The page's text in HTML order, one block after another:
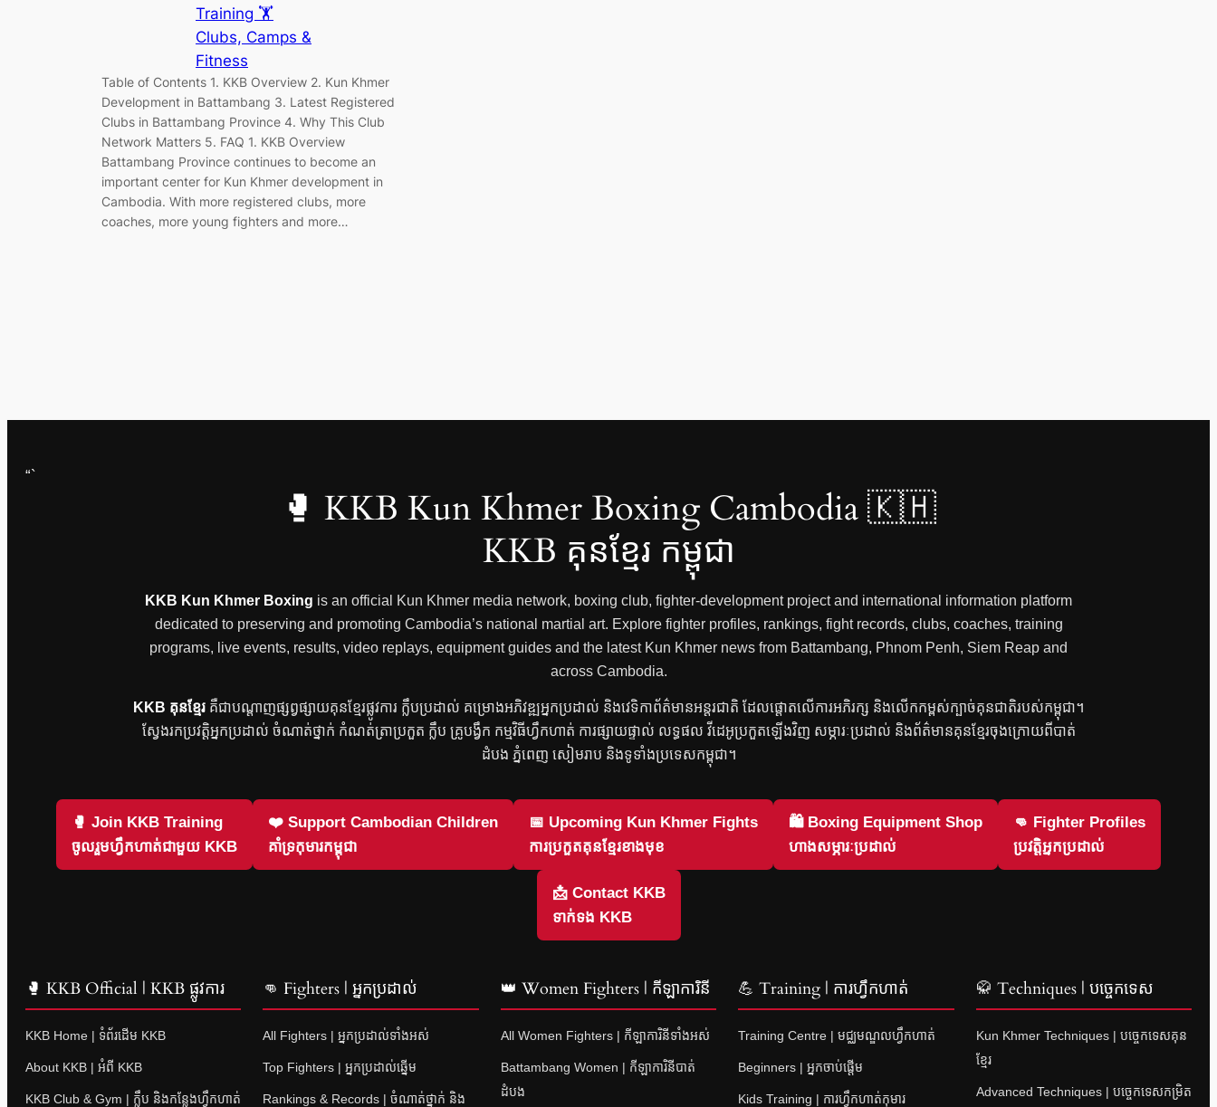
Training 🏋️
Clubs, Camps &
Fitness
Table of Contents 1. KKB Overview 2. Kun Khmer
Development in Battambang 3. Latest Registered
Clubs in Battambang Province 4. Why This Club
Network Matters 5. FAQ 1. KKB Overview
Battambang Province continues to become an
important center for Kun Khmer development in
Cambodia. With more registered clubs, more
coaches, more young fighters and more…
“`
🥊 KKB Kun Khmer Boxing Cambodia 🇰🇭
KKB គុនខ្មែរ កម្ពុជា
KKB Kun Khmer Boxing is an official Kun Khmer media network, boxing club, fighter-development project and international information platform
dedicated to preserving and promoting Cambodia’s national martial art. Explore fighter profiles, rankings, fight records, clubs, coaches, training
programs, live events, results, video replays, equipment guides and the latest Kun Khmer news from Battambang, Phnom Penh, Siem Reap and
across Cambodia.
KKB គុនខ្មែរ គឺជាបណ្តាញផ្សព្វផ្សាយគុនខ្មែរផ្លូវការ ក្លឹបប្រដាល់ គម្រោងអភិវឌ្ឍអ្នកប្រដាល់ និងវេទិកាព័ត៌មានអន្តរជាតិ ដែលផ្តោតលើការអភិរក្ស និងលើកកម្ពស់ក្បាច់គុនជាតិរបស់កម្ពុជា។
ស្វែងរកប្រវត្តិអ្នកប្រដាល់ ចំណាត់ថ្នាក់ កំណត់ត្រាប្រកួត ក្លឹប គ្រូបង្វឹក កម្មវិធីហ្វឹកហាត់ ការផ្សាយផ្ទាល់ លទ្ធផល វីដេអូប្រកួតឡើងវិញ សម្ភារៈប្រដាល់ និងព័ត៌មានគុនខ្មែរចុងក្រោយពីបាត់
ដំបង ភ្នំពេញ សៀមរាប និងទូទាំងប្រទេសកម្ពុជា។
🥊 Join KKB Training
ចូលរួមហ្វឹកហាត់ជាមួយ KKB
❤️ Support Cambodian Children
គាំទ្រកុមារកម្ពុជា
📅 Upcoming Kun Khmer Fights
ការប្រកួតគុនខ្មែរខាងមុខ
🛍 Boxing Equipment Shop
ហាងសម្ភារៈប្រដាល់
👊 Fighter Profiles
ប្រវត្តិអ្នកប្រដាល់
📩 Contact KKB
ទាក់ទង KKB
🥊 KKB Official | KKB ផ្លូវការ
KKB Home | ទំព័រដើម KKB
About KKB | អំពី KKB
KKB Club & Gym | ក្លឹប និងកន្លែងហ្វឹកហាត់
👊 Fighters | អ្នកប្រដាល់
All Fighters | អ្នកប្រដាល់ទាំងអស់
Top Fighters | អ្នកប្រដាល់ឆ្នើម
Rankings & Records | ចំណាត់ថ្នាក់ និង
👑 Women Fighters | កីឡាការិនី
All Women Fighters | កីឡាការិនីទាំងអស់
Battambang Women | កីឡាការិនីបាត់
ដំបង
💪 Training | ការហ្វឹកហាត់
Training Centre | មជ្ឈមណ្ឌលហ្វឹកហាត់
Beginners | អ្នកចាប់ផ្តើម
Kids Training | ការហ្វឹកហាត់កុមារ
🥋 Techniques | បច្ចេកទេស
Kun Khmer Techniques | បច្ចេកទេសគុន
ខ្មែរ
Advanced Techniques | បច្ចេកទេសកម្រិត